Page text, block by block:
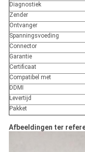
Diagnostiek
Zender
Ontvanger
Spanningsvoeding
Connector
Garantie
Certificaat
Compatibel met
DDMI
Levertijd
Pakket
Afbeeldingen ter